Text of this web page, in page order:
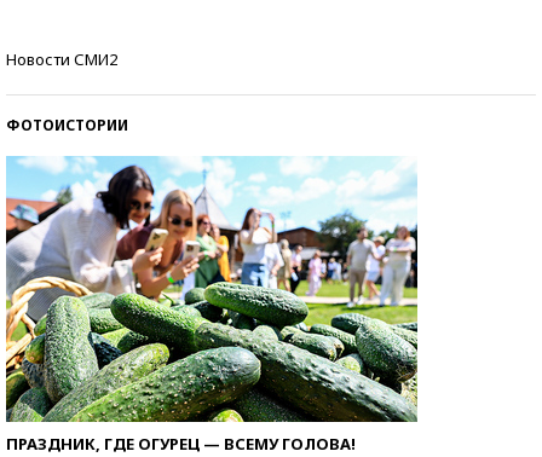
Новости СМИ2
ФОТОИСТОРИИ
ПРАЗДНИК, ГДЕ ОГУРЕЦ — ВСЕМУ ГОЛОВА!